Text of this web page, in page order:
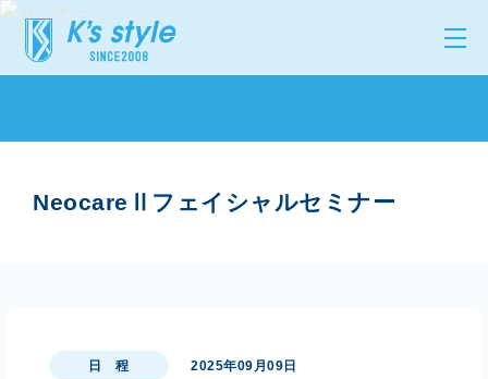
NeocareⅡフェイシャルセミナー
日 程 2025年09月09日